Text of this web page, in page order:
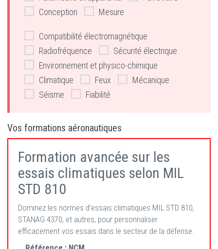
Conception
Mesure
Compatibilité électromagnétique
Radiofréquence
Sécurité électrique
Environnement et physico-chimique
Climatique
Feux
Mécanique
Séisme
Fiabilité
Vos formations aéronautiques
Formation avancée sur les
essais climatiques selon MIL
STD 810
Dominez les normes d’essais climatiques MIL STD 810,
STANAG 4370, et autres, pour personnaliser
efficacement vos essais dans le secteur de la défense.